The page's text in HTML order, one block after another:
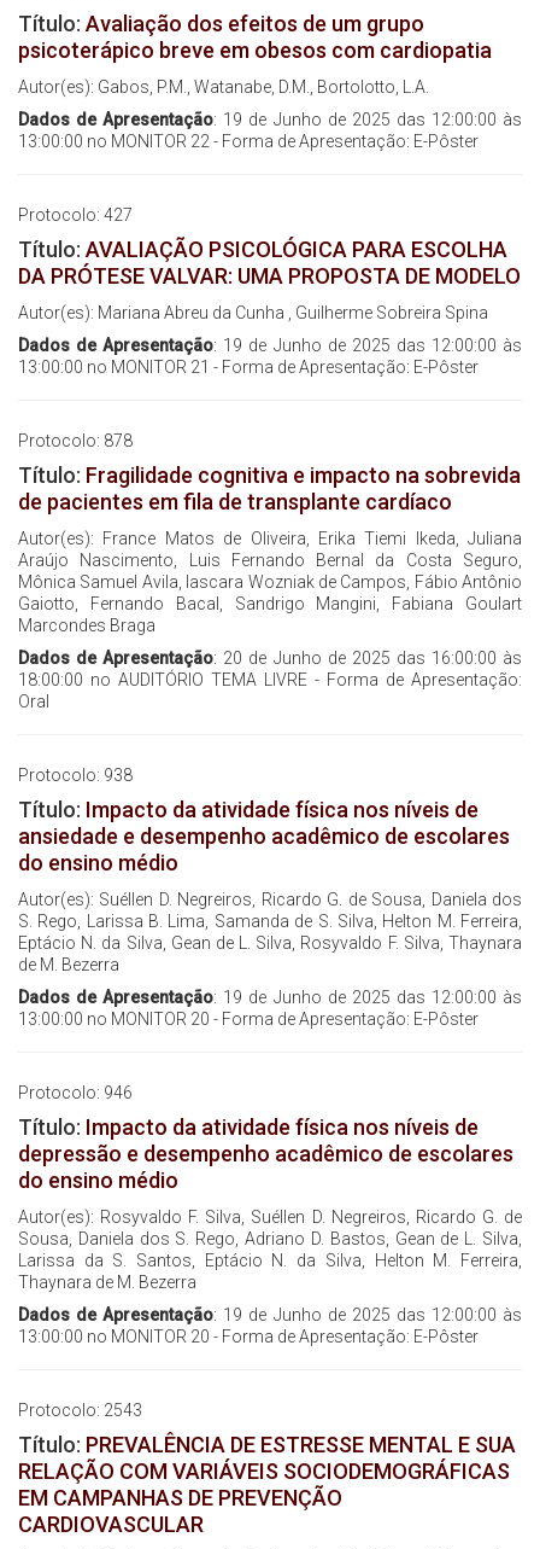
Título: Avaliação dos efeitos de um grupo
psicoterápico breve em obesos com cardiopatia
Autor(es): Gabos, P.M., Watanabe, D.M., Bortolotto, L.A.
Dados de Apresentação: 19 de Junho de 2025 das 12:00:00 às
13:00:00 no MONITOR 22 - Forma de Apresentação: E-Pôster
Protocolo: 427
Título: AVALIAÇÃO PSICOLÓGICA PARA ESCOLHA
DA PRÓTESE VALVAR: UMA PROPOSTA DE MODELO
Autor(es): Mariana Abreu da Cunha , Guilherme Sobreira Spina
Dados de Apresentação: 19 de Junho de 2025 das 12:00:00 às
13:00:00 no MONITOR 21 - Forma de Apresentação: E-Pôster
Protocolo: 878
Título: Fragilidade cognitiva e impacto na sobrevida
de pacientes em fila de transplante cardíaco
Autor(es): France Matos de Oliveira, Erika Tiemi Ikeda, Juliana
Araújo Nascimento, Luis Fernando Bernal da Costa Seguro,
Mônica Samuel Avila, Iascara Wozniak de Campos, Fábio Antônio
Gaiotto, Fernando Bacal, Sandrigo Mangini, Fabiana Goulart
Marcondes Braga
Dados de Apresentação: 20 de Junho de 2025 das 16:00:00 às
18:00:00 no AUDITÓRIO TEMA LIVRE - Forma de Apresentação:
Oral
Protocolo: 938
Título: Impacto da atividade física nos níveis de
ansiedade e desempenho acadêmico de escolares
do ensino médio
Autor(es): Suéllen D. Negreiros, Ricardo G. de Sousa, Daniela dos
S. Rego, Larissa B. Lima, Samanda de S. Silva, Helton M. Ferreira,
Eptácio N. da Silva, Gean de L. Silva, Rosyvaldo F. Silva, Thaynara
de M. Bezerra
Dados de Apresentação: 19 de Junho de 2025 das 12:00:00 às
13:00:00 no MONITOR 20 - Forma de Apresentação: E-Pôster
Protocolo: 946
Título: Impacto da atividade física nos níveis de
depressão e desempenho acadêmico de escolares
do ensino médio
Autor(es): Rosyvaldo F. Silva, Suéllen D. Negreiros, Ricardo G. de
Sousa, Daniela dos S. Rego, Adriano D. Bastos, Gean de L. Silva,
Larissa da S. Santos, Eptácio N. da Silva, Helton M. Ferreira,
Thaynara de M. Bezerra
Dados de Apresentação: 19 de Junho de 2025 das 12:00:00 às
13:00:00 no MONITOR 20 - Forma de Apresentação: E-Pôster
Protocolo: 2543
Título: PREVALÊNCIA DE ESTRESSE MENTAL E SUA
RELAÇÃO COM VARIÁVEIS SOCIODEMOGRÁFICAS
EM CAMPANHAS DE PREVENÇÃO
CARDIOVASCULAR